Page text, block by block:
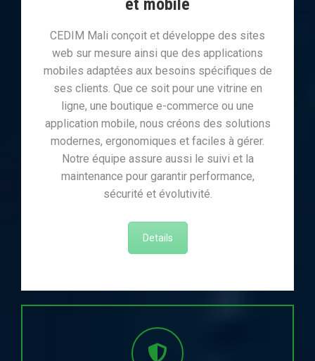
et mobile
CEDIM Mali conçoit et développe des sites
web sur mesure ainsi que des applications
mobiles adaptées aux besoins spécifiques de
ses clients. Que ce soit pour une vitrine en
ligne, une boutique e-commerce ou une
application mobile, nous créons des solutions
modernes, ergonomiques et faciles à gérer.
Notre équipe assure aussi le suivi et la
maintenance pour garantir performance,
sécurité et évolutivité.
Details